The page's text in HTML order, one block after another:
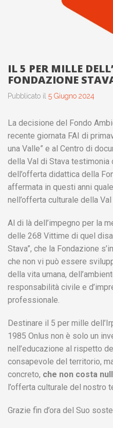
IL 5 PER MILLE
FONDAZIONE
Pubblicato il 5 Giugno 2024
La decisione del Fondo
recente giornata FAI di
una Valle” e al Centro di
della Val di Stava testimonia
dell’offerta didattica della
affermata in questi anni
nell’offerta culturale della
Al di là dell’impegno per la
delle 268 Vittime di quel
Stava”, che la Fondazione
che non vi può essere
della vita umana,
responsabilità civile e
professionale.
Destinare il 5 per mille
1985 Onlus non è solo un
nell’educazione al rispetto
consapevole del territorio,
concreto, che non costa
l’offerta culturale del nostro
Grazie fin d’ora del Suo